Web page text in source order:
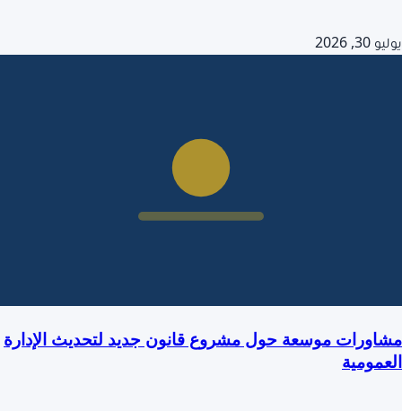
يوليو 30, 2026
مشاورات موسعة حول مشروع قانون جديد لتحديث الإدارة
العمومية